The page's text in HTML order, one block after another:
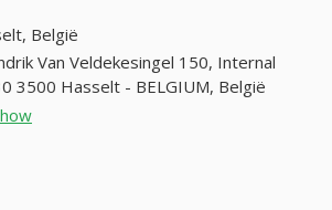
België
Van Veldekesingel 150, Internal
3500 Hasselt - BELGIUM, België